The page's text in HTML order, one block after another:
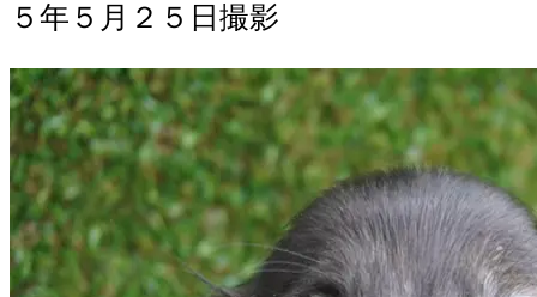
５年５月２５日撮影